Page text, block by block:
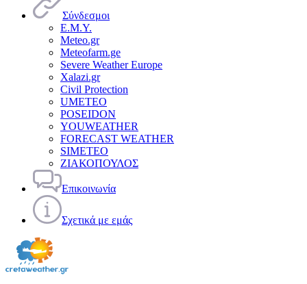
Σύνδεσμοι
Ε.Μ.Υ.
Meteo.gr
Meteofarm.ge
Severe Weather Europe
Xalazi.gr
Civil Protection
UMETEO
POSEIDON
YOUWEATHER
FORECAST WEATHER
SIMETEO
ΖΙΑΚΟΠΟΥΛΟΣ
Επικοινωνία
Σχετικά με εμάς